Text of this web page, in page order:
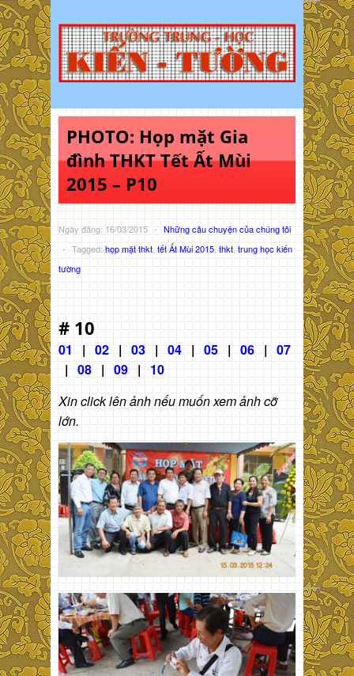
PHOTO: Họp mặt Gia
đình THKT Tết Ất Mùi
2015 – P10
Ngày đăng: 16/03/2015 - Những câu chuyện của chúng tôi
- Tagged: họp mặt thkt tết Ất Mùi 2015 thkt trung học kiến
tường
# 10
01 | 02 | 03 | 04 | 05 | 06 | 07
| 08 | 09 | 10
Xin click lên ảnh nếu muốn xem ảnh cỡ
lớn.